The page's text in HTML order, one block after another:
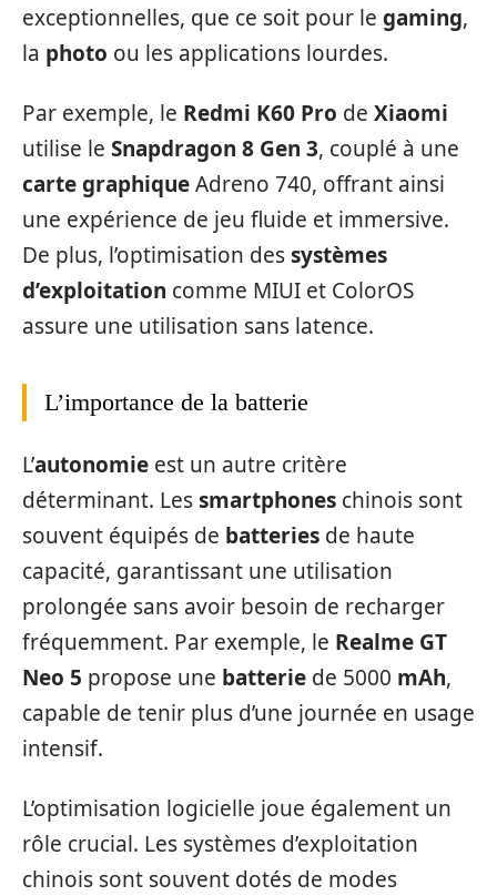
exceptionnelles, que ce soit pour le gaming,
la photo ou les applications lourdes.
Par exemple, le Redmi K60 Pro de Xiaomi
utilise le Snapdragon 8 Gen 3, couplé à une
carte graphiqueAdreno 740, offrant ainsi
une expérience de jeu fluide et immersive.
De plus, l’optimisation dessystèmes
d’exploitation comme MIUI et ColorOS
assure une utilisation sans latence.
L’importance de la batterie
L’autonomie est un autre critère
déterminant. Lessmartphones chinois sont
souvent équipés de batteries de haute
capacité, garantissant une utilisation
prolongée sans avoir besoin de recharger
fréquemment. Par exemple, le Realme GT
Neo 5 propose une batterie de 5000 mAh,
capable de tenir plus d’une journée en usage
intensif.
L’optimisation logicielle joue également un
rôle crucial. Les systèmes d’exploitation
chinois sont souvent dotés de modes